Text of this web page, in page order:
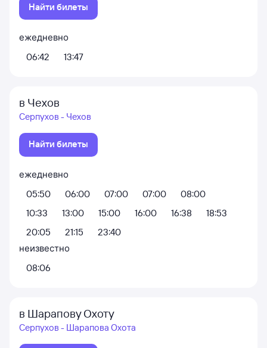
Найти билеты
ежедневно
06:42
13:47
в Чехов
Серпухов - Чехов
Найти билеты
ежедневно
05:50
06:00 07:00 07:00
08:00
10:33
13:00 15:00 16:00 16:38
18:53
20:05
21:15
23:40
неизвестно
08:06
в Шарапову Охоту
Серпухов - Шарапова Охота